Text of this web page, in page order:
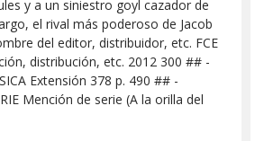
y a un siniestro goyl cazador de
el rival más poderoso de Jacob
del editor, distribuidor, etc. FCE
distribución, etc. 2012 300 ## -
Extensión 378 p. 490 ## -
Mención de serie (A la orilla del